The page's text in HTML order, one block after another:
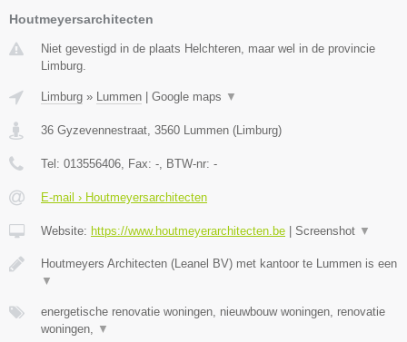
Houtmeyersarchitecten
Niet gevestigd in de plaats Helchteren, maar wel in de provincie
Limburg.
Limburg » Lummen Google maps ▼
36 Gyzevennestraat 3560 Lummen ( Limburg)
Tel: 013556406 , Fax: - , BTW-nr: -
E-mail › Houtmeyersarchitecten
Website: https://www.houtmeyerarchitecten.be Screenshot ▼
Houtmeyers Architecten (Leanel BV) met kantoor te Lummen is een
▼
energetische renovatie woningen, nieuwbouw woningen, renovatie
woningen,
▼